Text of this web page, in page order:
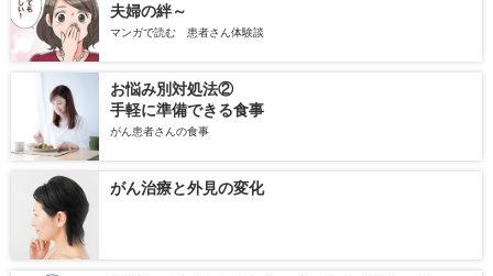
夫婦の絆～
マンガで読む 患者さん体験談
お悩み別対処法②
手軽に準備できる食事
がん患者さんの食事
がん治療と外見の変化